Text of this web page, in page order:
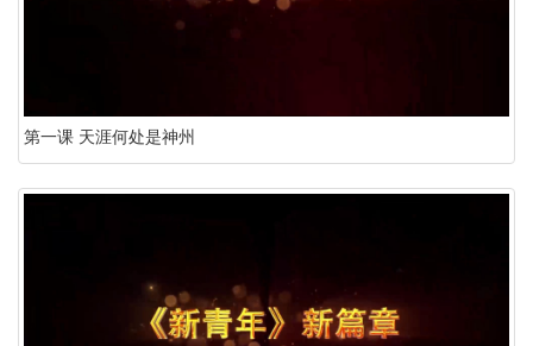
第一课 天涯何处是神州